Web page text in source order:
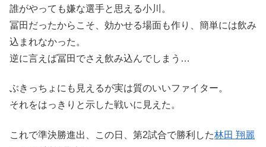
誰がやっても嫌な選手と思える小川。
冨田だったからこそ、効かせる場面も作り、簡単には飲み
込まれなかった。
逆に言えば冨田でさえ飲み込んでしまう…
ぶきっちょにも見えるが実は質のいいファイター。
それをはっきりと示した戦いに見えた。
これで準決勝進出、この日、第2試合で勝利した林田 翔麗